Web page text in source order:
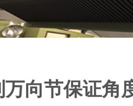
万向节保证角